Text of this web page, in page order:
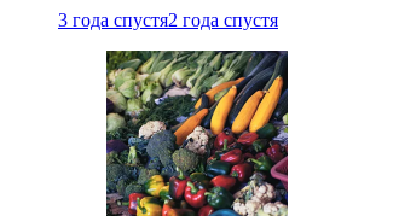
3 года спустя2 года спустя